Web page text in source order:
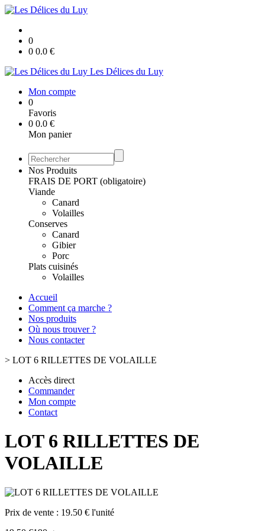
0
0 0.0 €
Les Délices du Luy
Mon compte
0
Favoris
0 0.0 €
Mon panier
Nos Produits
FRAIS DE PORT (obligatoire)
Viande
Canard
Volailles
Conserves
Canard
Gibier
Porc
Plats cuisinés
Volailles
Accueil
Comment ça marche ?
Nos produits
Où nous trouver ?
Nous contacter
> LOT 6 RILLETTES DE VOLAILLE
Accès direct
Commander
Mon compte
Contact
LOT 6 RILLETTES DE
VOLAILLE
Prix de vente : 19.50 € l'unité